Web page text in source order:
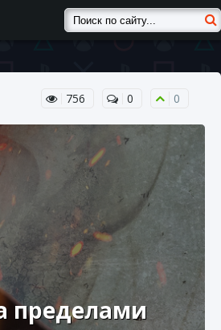
756 0 0
пределами